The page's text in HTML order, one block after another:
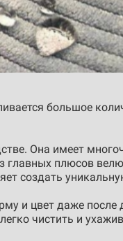
большое
Она имеет
плюсов
создать
и цвет даже после
чистить и